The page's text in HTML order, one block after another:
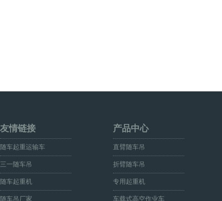
友情链接
随车起重运输车
三一随车吊
随车起重机
随车吊厂家
产品中心
直臂随车吊
折臂随车吊
专用起重机
车载式高空作业车